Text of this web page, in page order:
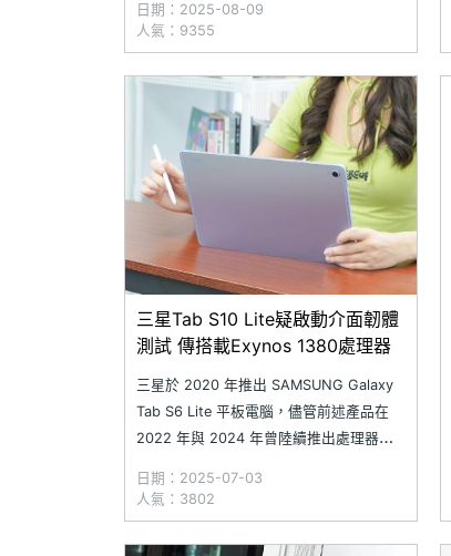
Google Play Console 當中，除了曝光其
正面設計，還有部分硬體規格；另外，傳
聞中的 Galaxy Tab
日期：2025-08-09
人氣：9355
三星Tab S10 Lite疑啟動介面韌體
測試 傳搭載Exynos 1380處理器
三星於 2020 年推出 SAMSUNG Galaxy
Tab S6 Lite 平板電腦，儘管前述產品在
2022 年與 2024 年曾陸續推出處理器升
Lite 系列平板機。近日，科技部落客
Alfatürk 指出，他在三星軟體伺服器中發
現疑似 SAMSUNG G
日期：2025-07-03
人氣：3802